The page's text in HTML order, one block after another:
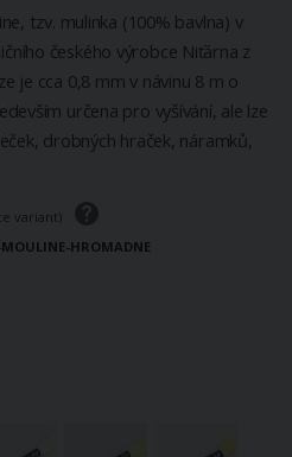
tzv. mulinka (100% bavlna) v
českého výrobce Niťárna z
je cca 0,8 mm v návinu 8 m o
určena pro vyšívání, ale lze
drobných hraček, náramků,
variant)
HROMADNE